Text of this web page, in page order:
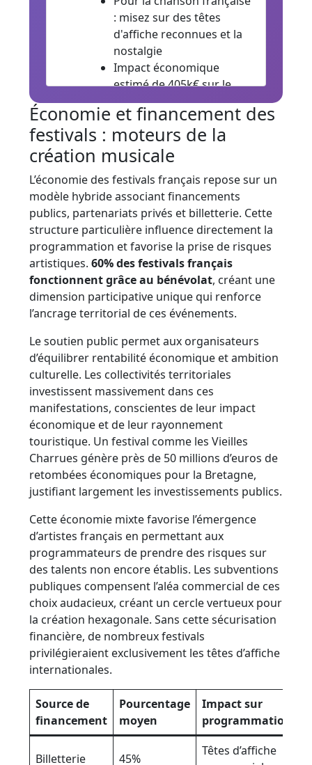
: misez sur des têtes
d'affiche reconnues et la
nostalgie
Impact économique
estimé de 405k€ sur le
territoire local
Économie et financement des
festivals : moteurs de la
création musicale
L’économie des festivals français repose sur un
modèle hybride associant financements
publics, partenariats privés et billetterie. Cette
structure particulière influence directement la
programmation et favorise la prise de risques
artistiques. 60% des festivals français
fonctionnent grâce au bénévolat, créant une
dimension participative unique qui renforce
l’ancrage territorial de ces événements.
Le soutien public permet aux organisateurs
d’équilibrer rentabilité économique et ambition
culturelle. Les collectivités territoriales
investissent massivement dans ces
manifestations, conscientes de leur impact
économique et de leur rayonnement
touristique. Un festival comme les Vieilles
Charrues génère près de 50 millions d’euros de
retombées économiques pour la Bretagne,
justifiant largement les investissements publics.
Cette économie mixte favorise l’émergence
d’artistes français en permettant aux
programmateurs de prendre des risques sur
des talents non encore établis. Les subventions
publiques compensent l’aléa commercial de ces
choix audacieux, créant un cercle vertueux pour
la création hexagonale. Sans cette sécurisation
financière, de nombreux festivals
privilégieraient exclusivement les têtes d’affiche
internationales.
Source de
financement
Pourcentage
moyen
Impact sur
programmation
Billetterie 45%
Têtes d’affiche